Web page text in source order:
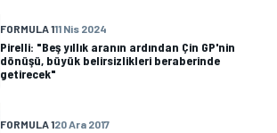
FORMULA 111 Nis 2024
Pirelli: "Beş yıllık aranın ardından Çin GP'nin
dönüşü, büyük belirsizlikleri beraberinde
getirecek"
FORMULA 120 Ara 2017